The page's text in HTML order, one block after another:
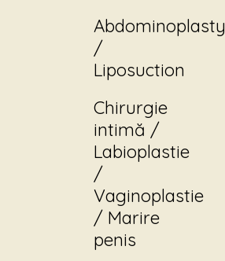
Abdominoplasty
/
Liposuction
Chirurgie
intimă /
Labioplastie
/
Vaginoplastie
/ Marire
penis